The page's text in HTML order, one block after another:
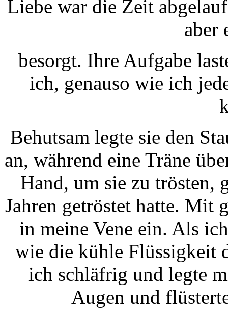
Liebe war die Zeit
aber
besorgt. Ihre Aufgabe
ich, genauso wie ich
Behutsam legte sie den
an, während eine Träne
Hand, um sie zu trösten,
Jahren getröstet hatte. Mit
in meine Vene ein. Als
wie die kühle Flüssigkeit
ich schläfrig und legte
Augen und